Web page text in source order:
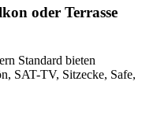
oder Terrasse
Standard bieten
SAT-TV, Sitzecke, Safe,